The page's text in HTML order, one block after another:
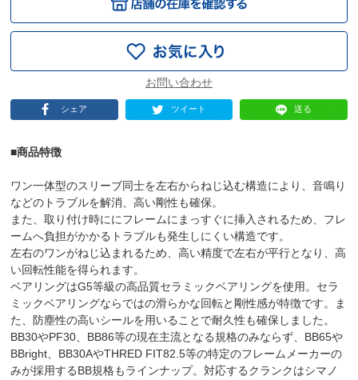
シェア ツイート 送る
■商品特徴
ワン一体型のスリーブ同士を左右からねじ込む構造により、音鳴り
などのトラブルを解消、高い剛性も確保。
また、取り付け時ににフレームにまっすぐに挿入されるため、フレ
ームへ負担がかかるトラブルも発生しにくい構造です。
左右のワンがねじ込まれるため、高い精度で左右が平行となり、高
い回転性能を得られます。
ベアリングはG5等級の高品質セラミックベアリングを使用。セラ
ミックベアリングならではの滑らかな回転と剛性感が特徴です。ま
た、防塵性の高いシールを用いることで耐久性も確保しました。
BB30やPF30、BB86等の現在主流となる規格のみならず、BB65や
BBright、BB30AやTHRED FIT82.5等の特定のフレームメーカーの
みが採用するBB規格もラインナップ。対応するクランクはシマノ